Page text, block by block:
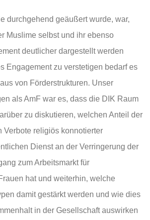
durchgehend geäußert wurde, war,
Muslime selbst und ihr ebenso
deutlicher dargestellt werden
Engagement zu verstetigen bedarf es
von Förderstrukturen. Unser
als AmF war es, dass die DIK Raum
zu diskutieren, welchen Anteil der
Verbote religiös konnotierter
Dienst an der Verringerung der
zum Arbeitsmarkt für
hat und weiterhin, welche
damit gestärkt werden und wie dies
in der Gesellschaft auswirken